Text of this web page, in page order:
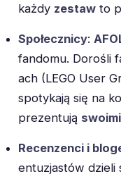
każdy zestaw to
Społecznicy:
fandomu. Dorośli
ach (LEGO User
spotykają się na
prezentują
Recenzenci i
entuzjastów dzieli